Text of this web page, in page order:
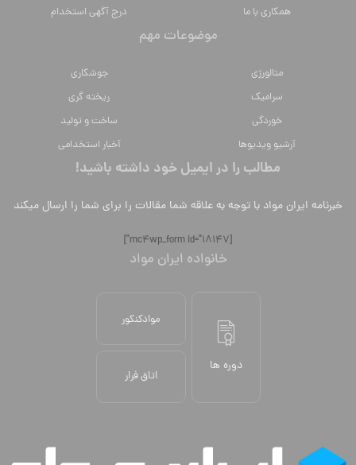
همکاری با ما
درج آگهی استخدام
موضوعات مهم
متالورژي
جوشکاری
سراميك
ریخته گری
خوردگی
ساخت و تولید
آرشیو ویدیوها
آخبار استخدامی
مطالب را در ایمیل خود داشته باشید!
خبرنامه ایران مواد با توجه به علاقه شما مقالات را برای شما را ارسال میکند
[mc4wp_form id="18147"]
خانواده ایران مواد
دوره ها
موادکنکور
اتاق فرار